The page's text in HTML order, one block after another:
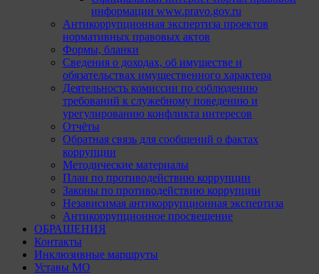
информации www.pravo.gov.ru
Антикоррупционная экспертиза проектов
нормативных правовых актов
Формы, бланки
Сведения о доходах, об имуществе и
обязательствах имущественного характера
Деятельность комиссии по соблюдению
требований к служебному поведению и
урегулированию конфликта интересов
Отчёты
Обратная связь для сообщений о фактах
коррупции
Методические материалы
План по противодействию коррупции
Законы по противодействию коррупции
Независимая антикоррупционная экспертиза
Антикоррупционное просвещение
ОБРАЩЕНИЯ
Контакты
Инклюзивные маршруты
Уставы МО